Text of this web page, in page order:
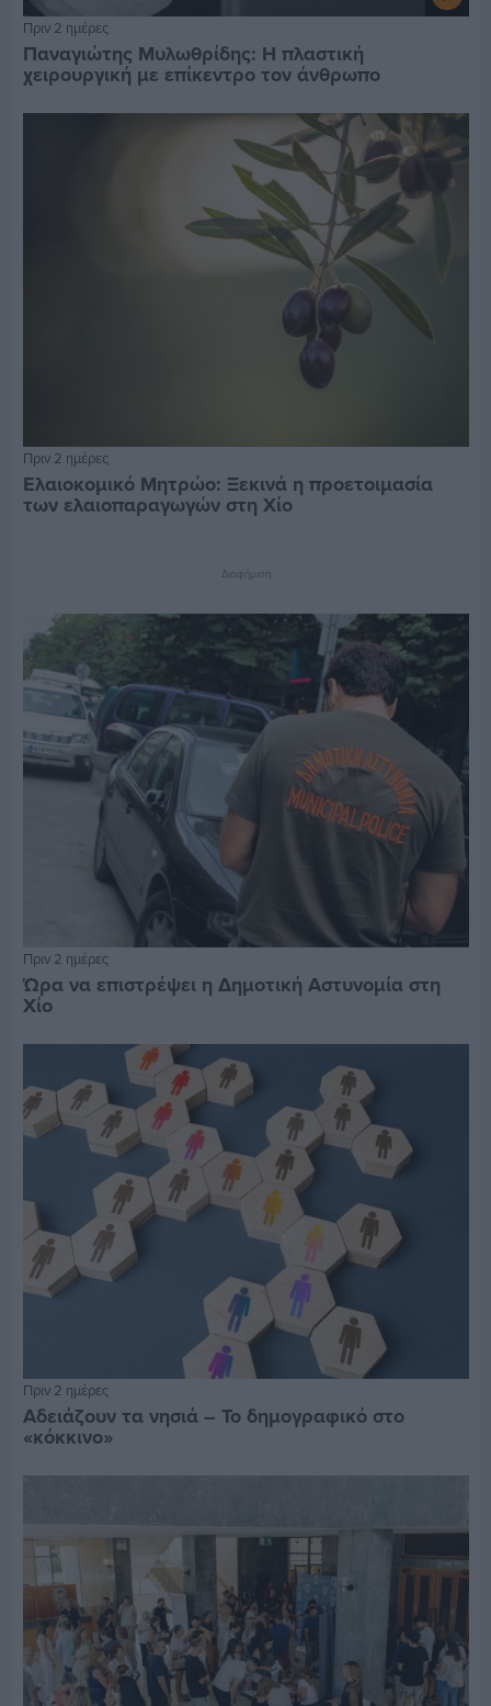
Πριν 2 ημέρες
Παναγιώτης Μυλωθρίδης: Η πλαστική
χειρουργική με επίκεντρο τον άνθρωπο
Πριν 2 ημέρες
Ελαιοκομικό Μητρώο: Ξεκινά η προετοιμασία
των ελαιοπαραγωγών στη Χίο
Διαφήμιση
Πριν 2 ημέρες
Ώρα να επιστρέψει η Δημοτική Αστυνομία στη
Χίο
Πριν 2 ημέρες
Αδειάζουν τα νησιά – Το δημογραφικό στο
«κόκκινο»